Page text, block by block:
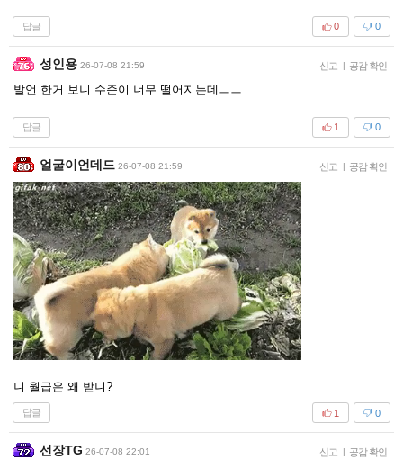
답글 0
0
성인용 26-07-08 21:59 신고 | 공감 확인
발언 한거 보니 수준이 너무 떨어지는데ㅡㅡ
답글 0
1
얼굴이언데드 26-07-08 21:59 신고 | 공감 확인
니 월급은 왜 받니?
답글 0
1
선장TG 26-07-08 22:01 신고 | 공감 확인